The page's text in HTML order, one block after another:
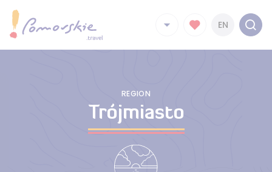
EN
REGION
Trójmiasto